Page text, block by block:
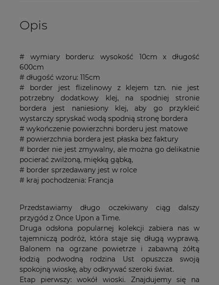
Opis
# wymiary borderu: wysokość 10cm x długość
600cm
# długość wzoru: 115cm
# border jest flizelinowy z klejem tzn. nie jest
potrzebny dodatkowy klej, na spodniej stronie
bordera jest naniesiony klej, aby go przykleić
wystarczy spryskać wodą spodnią stronę bordera
# wykończenie powierzchni borderu jest matowe
# powierzchnia bordera jest płaska bez faktury
# border nie jest zmywalny, ale można go delikatnie
pocierać zwilżoną, miękką gąbką,
# border sprzedawany jest w rolce
# kraj pochodzenia: Francja
Przedstawiamy długo oczekiwany ciąg dalszy
przygód z Once Upon a Time.
Druga odsłona popularnej kolekcji zabiera nas w
tajemniczą podróż, która staje się długą wyprawą.
Balonem na ogrzane powietrze i zabawną żółtą
łodzią podwodną rodzina Ust opuszcza swoją
spokojną wioskę, aby odkrywać szeroki świat.
Etap pierwszy: wokół wioski. Znajdujemy się na